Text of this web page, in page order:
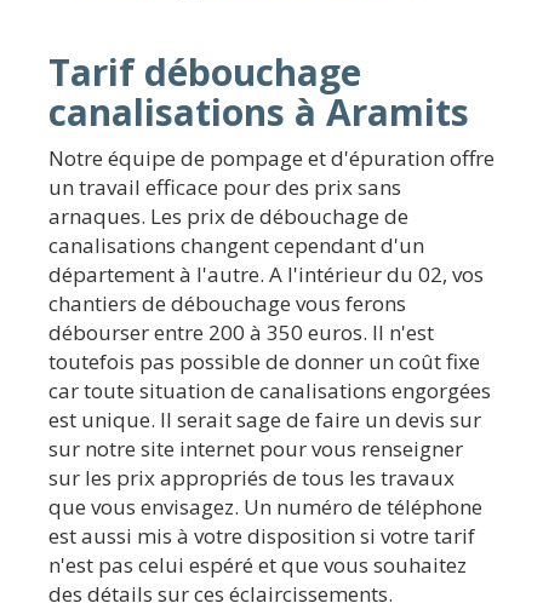
Tarif débouchage
canalisations à Aramits
Notre équipe de pompage et d'épuration offre
un travail efficace pour des prix sans
arnaques. Les prix de débouchage de
canalisations changent cependant d'un
département à l'autre. A l'intérieur du 02, vos
chantiers de débouchage vous ferons
débourser entre 200 à 350 euros. Il n'est
toutefois pas possible de donner un coût fixe
car toute situation de canalisations engorgées
est unique. Il serait sage de faire un devis sur
sur notre site internet pour vous renseigner
sur les prix appropriés de tous les travaux
que vous envisagez. Un numéro de téléphone
est aussi mis à votre disposition si votre tarif
n'est pas celui espéré et que vous souhaitez
des détails sur ces éclaircissements.